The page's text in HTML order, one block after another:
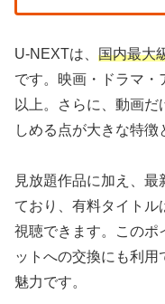
U-NEXTは、 国内最大
です。映画・ドラマ・
以上。さらに、動画
しめる点が大きな特徴
見放題作品に加え、
ており、有料タイトル
視聴できます。このポ
ットへの交換にも利用
魅力です。